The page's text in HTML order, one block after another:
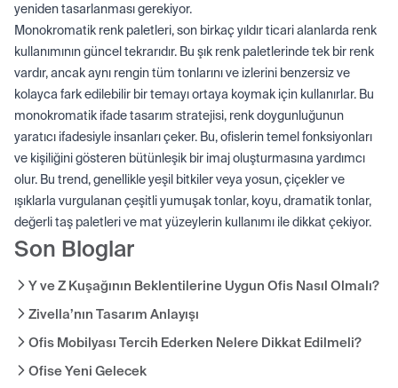
yeniden tasarlanması gerekiyor.
Monokromatik renk paletleri, son birkaç yıldır ticari alanlarda renk
kullanımının güncel tekrarıdır. Bu şık renk paletlerinde tek bir renk
vardır, ancak aynı rengin tüm tonlarını ve izlerini benzersiz ve
kolayca fark edilebilir bir temayı ortaya koymak için kullanırlar. Bu
monokromatik ifade tasarım stratejisi, renk doygunluğunun
yaratıcı ifadesiyle insanları çeker. Bu, ofislerin temel fonksiyonları
ve kişiliğini gösteren bütünleşik bir imaj oluşturmasına yardımcı
olur. Bu trend, genellikle yeşil bitkiler veya yosun, çiçekler ve
ışıklarla vurgulanan çeşitli yumuşak tonlar, koyu, dramatik tonlar,
değerli taş paletleri ve mat yüzeylerin kullanımı ile dikkat çekiyor.
Son Bloglar
Y ve Z Kuşağının Beklentilerine Uygun Ofis Nasıl Olmalı?
Zivella’nın Tasarım Anlayışı
Ofis Mobilyası Tercih Ederken Nelere Dikkat Edilmeli?
Ofise Yeni Gelecek